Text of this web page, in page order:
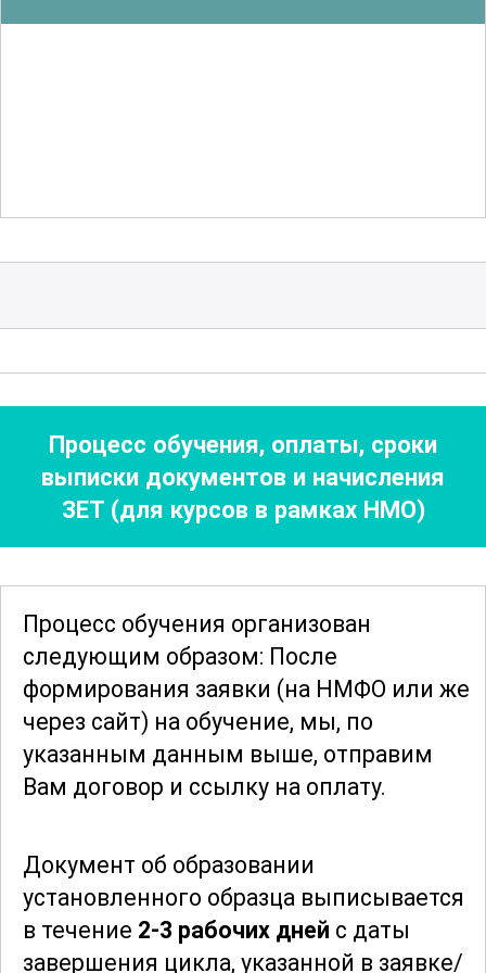
Слушатели знакомятся с
мастер-классы, обсуждения
клинических случаев и тренинги, что
позволяет участникам активно
применять полученные знания на
практике. Важным аспектом является
работа в малых группах, что
усвоению материала и развитию
навыков командной работы.
Особое внимание уделяется вопросам
междисциплинарного взаимодействия
и организации работы паллиативных
служб. Слушатели учатся эффективно
специалистами, включая врачей,
психологов и социальных работников,
для обеспечения комплексного ухода
Процесс обучения, оплаты, сроки
выписки документов и начисления
ЗЕТ (для курсов в рамках НМО)
Процесс обучения организован
следующим образом: После
формирования заявки (на НМФО или же
через сайт) на обучение, мы, по
указанным данным выше, отправим
Вам договор и ссылку на оплату.
Документ об образовании
установленного образца выписывается
в течение 2-3 рабочих дней с даты
завершения цикла, указанной в заявке/